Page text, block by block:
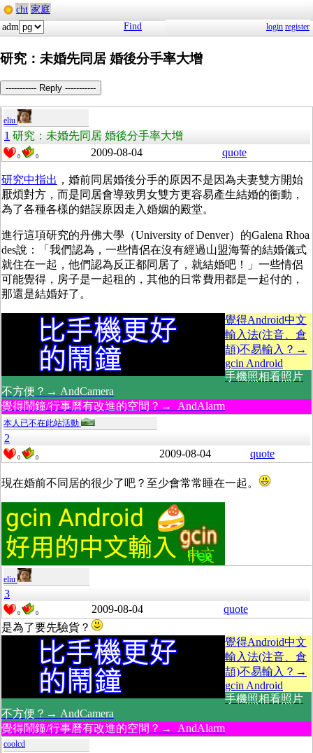
cht 家庭
adm
Find login register
研究：未婚先同居 婚後分手率大增
----------- Reply -----------
eliu
1 研究：未婚先同居 婚後分手率大增
0 0 2009-08-04 quote
研究中指出 ，婚前同居婚後分手的原因不是因為夫妻雙方開始
厭煩對方，而是同居會導致男女雙方更容易產生結婚的衝動，
為了各種各樣的錯誤原因走入婚姻的殿堂。
進行這項研究的丹佛大學（University of Denver）的Galena Rhoa
des說：「我們認為，一些情侶在沒有經過山盟海誓的結婚儀式
就住在一起，他們認為反正都同居了，就結婚吧！」一些情侶
可能覺得，房子是一起租的，其他的日常費用都是一起付的，
那還是結婚好了。
覺得Android中文
輸入法(注音、倉
頡)不易輸入？→
gcin Android
手機照相看照片
不方便？→ AndCamera
覺得鬧鐘/行事曆有改進的空間？→ AndAlarm
本人已不在此站活動
2
0 0 2009-08-04 quote
現在婚前不同居的很少了吧？至少會常常睡在一起。
eliu
3
0 0 2009-08-04
quote
是為了要先驗貨？
覺得Android中文
輸入法(注音、倉
頡)不易輸入？→
gcin Android
手機照相看照片
不方便？→ AndCamera
覺得鬧鐘/行事曆有改進的空間？→ AndAlarm
coolcd